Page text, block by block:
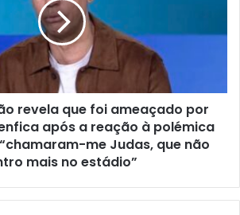
revela que foi ameaçado por
após a reação à polémica
me Judas, que não
mais no estádio”